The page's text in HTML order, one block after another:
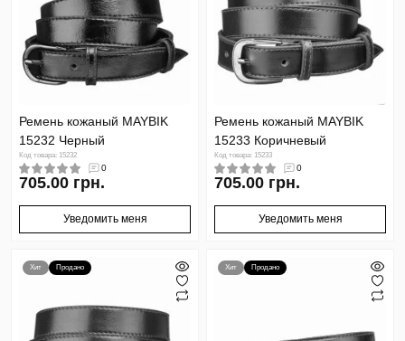
Ремень кожаный MAYBIK
15232 Черный
Код товара: 15232
0
705.00 грн.
Уведомить меня
Ремень кожаный MAYBIK
15233 Коричневый
Код товара: 15233
0
705.00 грн.
Уведомить меня
Хит Продано Хит Продано